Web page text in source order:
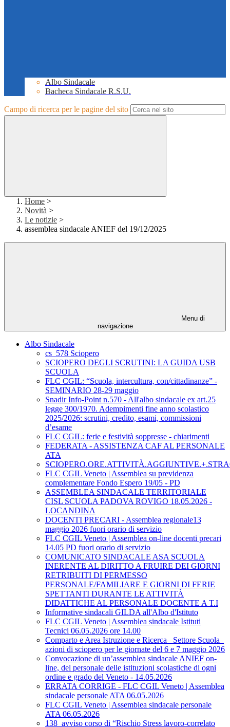
Albo Sindacale
Bacheca Sindacale R.S.U.
Campo di ricerca per le pagine del sito
Home >
Novità >
Le notizie >
assemblea sindacale ANIEF del 19/12/2025
Menu di
navigazione
Albo Sindacale
cs_578 Sciopero
SCIOPERO DEGLI SCRUTINI: LA GUIDA USB
SCUOLA
FLC CGIL: “Scuola, intercultura, con/cittadinanze” -
SEMINARIO 28-29 maggio
Snadir Info-Point n.570 - All'albo sindacale ex art.25
legge 300/1970. Adempimenti fine anno scolastico
2025/2026: scrutini, credito, esami, commissioni
d’esame
FLC CGIL: ferie e festività soppresse - chiarimenti
FEDERATA - ASSISTENZA CAF AL PERSONALE
ATA
FLC CGIL Veneto | Assemblea su previdenza
complementare Fondo Espero 19/05 - PD
ASSEMBLEA SINDACALE TERRITORIALE
CISL SCUOLA PADOVA ROVIGO 18.05.2026 -
LOCANDINA
DOCENTI PRECARI - Assemblea regionale13
maggio 2026 fuori orario di servizio
FLC CGIL Veneto | Assemblea on-line docenti precari
14.05 PD fuori orario di servizio
COMUNICATO SINDACALE ASA SCUOLA
INERENTE AL DIRITTO A FRUIRE DEI GIORNI
RETRIBUITI DI PERMESSO
PERSONALE/FAMILIARE E GIORNI DI FERIE
SPETTANTI DURANTE LE ATTIVITÀ
DIDATTICHE AL PERSONALE DOCENTE A T.I
Informative sindacali GILDA all'Albo d'Istituto
FLC CGIL Veneto | Assemblea sindacale Istituti
Tecnici 06.05.2026 ore 14.00
Comparto e Area Istruzione e Ricerca_ Settore Scuola_
azioni di sciopero per le giornate del 6 e 7 maggio 2026
Convocazione di un’assemblea sindacale ANIEF on-
line, del personale delle istituzioni scolastiche di ogni
ordine e grado del Veneto - 14.05.2026
ERRATA CORRIGE - FLC CGIL Veneto | Assemblea
sindacale personale ATA 06.05.2026
FLC CGIL Veneto | Assemblea sindacale personale
ATA 06.05.2026
138_avviso corso di “Rischio Stress lavoro-correlato